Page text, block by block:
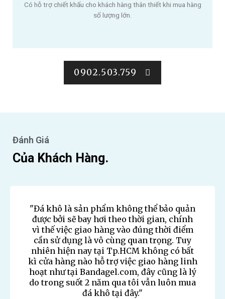
Có hỗ trợ chiết khấu cho khách hàng thân thiết khi mua hàng
số lượng lớn.
0902.503.759
Đánh Giá
Của Khách Hàng.
"Đá khô là sản phẩm không thể bảo quản
được bởi sẽ bay hơi theo thời gian, chính
vì thế việc giao hàng vào đúng thời điểm
cần sử dụng là vô cùng quan trọng. Tuy
nhiên hiện nay tại Tp.HCM không có bất
kì cửa hàng nào hỗ trợ việc giao hàng linh
hoạt như tại Bandagel.com, đây cũng là lý
do trong suốt 2 năm qua tôi vẫn luôn mua
đá khô tại đây."